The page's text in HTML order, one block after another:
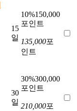
15
일
10%150,000
포인트
135,000포
인트
30
일
30%300,000
포인트
210,000포